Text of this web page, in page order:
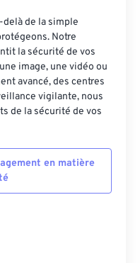
delà de la simple
Notre
la sécurité de vos
image, une vidéo ou
avancé, des centres
vigilante, nous
de la sécurité de vos
en matière